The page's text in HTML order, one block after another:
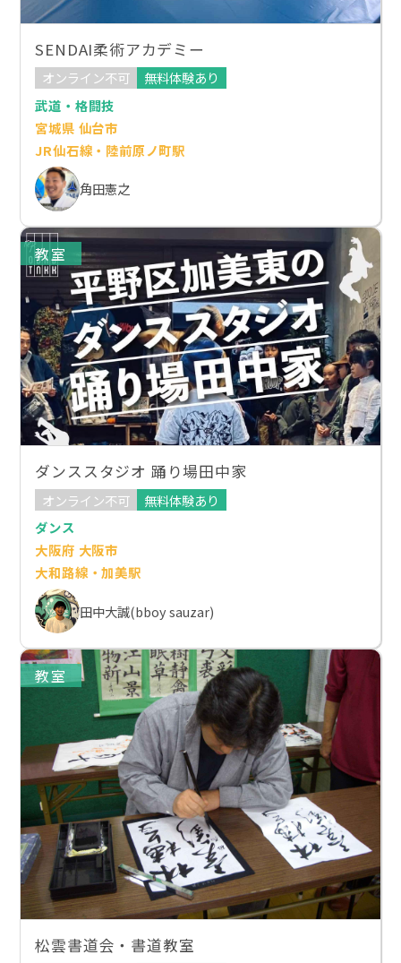
SENDAI柔術アカデミー
オンライン不可
無料体験あり
武道・格闘技
宮城県 仙台市
JR仙石線・陸前原ノ町駅
角田憲之
教室
ダンススタジオ 踊り場田中家
オンライン不可
無料体験あり
ダンス
大阪府 大阪市
大和路線・加美駅
田中大誠(bboy sauzar)
教室
松雲書道会・書道教室